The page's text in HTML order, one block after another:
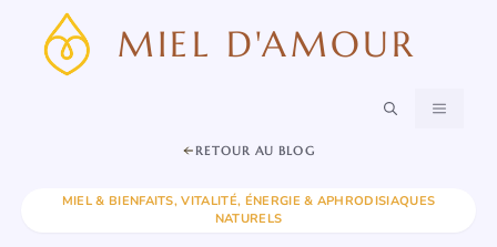
contenu
MIEL D'AMOUR
MENU
RETOUR AU BLOG
MIEL & BIENFAITS,VITALITÉ, ÉNERGIE & APHRODISIAQUES
NATURELS